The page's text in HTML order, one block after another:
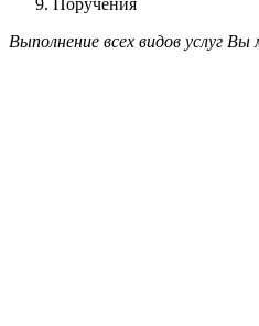
Выполнение всех видов услуг